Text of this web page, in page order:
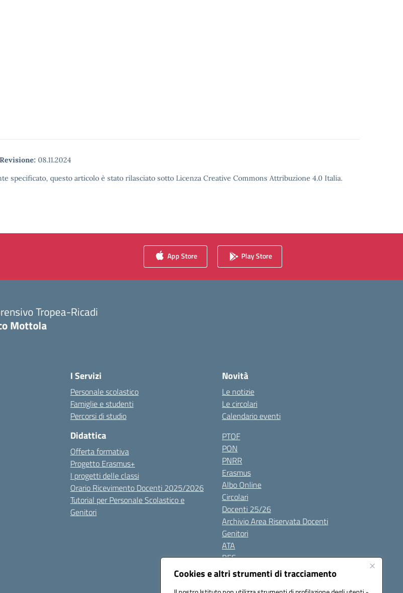
Cookies e altri strumenti di tracciamento
Revisione: 08.11.2024
specificato, questo articolo è stato rilasciato sotto Licenza Creative Commons Attribuzione 4.0 Italia.
App Store Play Store
Tropea-Ricadi
Mottola
I Servizi
Personale scolastico
Famiglie e studenti
Percorsi di studio
Didattica
Offerta formativa
Progetto Erasmus+
I progetti delle classi
Orario Ricevimento Docenti 2025/2026
Tutorial per Personale Scolastico e
Genitori
Novità
Le notizie
Le circolari
Calendario eventi
PTOF
PON
PNRR
Erasmus
Albo Online
Circolari
Docenti 25/26
Archivio Area Riservata Docenti
Genitori
ATA
BES
Modulistica